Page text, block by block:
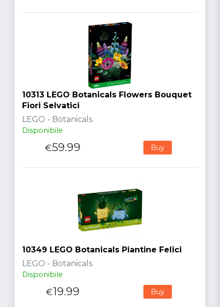
10313 LEGO Botanicals Flowers Bouquet
Fiori Selvatici
LEGO - Botanicals
Disponibile
€59.99 Buy
10349 LEGO Botanicals Piantine Felici
LEGO - Botanicals
Disponibile
€19.99 Buy